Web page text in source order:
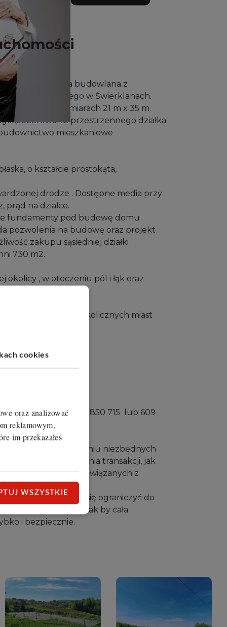
cookies
oraz analizować
reklamowym,
im przekazałeś
WSZYSTKIE
ładna działka budowlana z
jednorodzinnego w Świerklanach.
730 m2, o wymiarach 21 m x 35 m.
przestrzennego działka
mieszkaniowe
o kształcie prostokąta,
drodze . Dostępne media przy
prąd na działce.
fundamenty pod budowę domu
pozwolenia na budowę oraz projekt
zakupu sąsiedniej działki
730 m2.
okolicy , w otoczeniu pól i łąk oraz
szybki dojazd do okolicznych miast
pod nr.: 535 850 715 lub 609
w uzyskaniu niezbędnych
do przeprowadzenia transakcji, jak
formalności związanych z
staramy się ograniczyć do
naszych Klientów, tak by cała
i bezpiecznie.